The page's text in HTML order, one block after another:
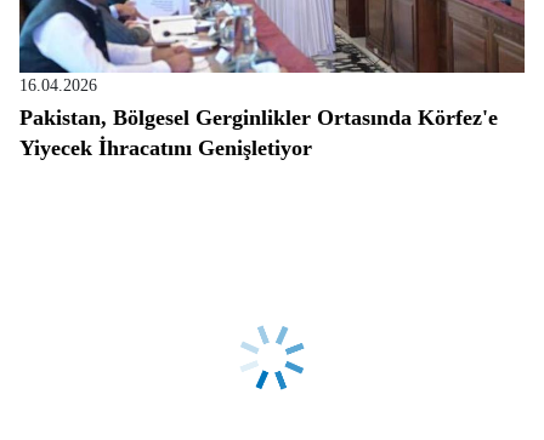
16.04.2026
Pakistan, Bölgesel Gerginlikler Ortasında Körfez'e
Yiyecek İhracatını Genişletiyor